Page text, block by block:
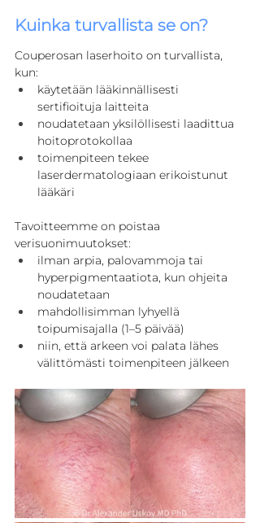
Kuinka turvallista se on?
Couperosan laserhoito on turvallista,
kun:
käytetään lääkinnällisesti
sertifioituja laitteita
noudatetaan yksilöllisesti laadittua
hoitoprotokollaa
toimenpiteen tekee
laserdermatologiaan erikoistunut
lääkäri
Tavoitteemme on poistaa
verisuonimuutokset:
ilman arpia, palovammoja tai
hyperpigmentaatiota, kun ohjeita
noudatetaan
mahdollisimman lyhyellä
toipumisajalla (1–5 päivää)
niin, että arkeen voi palata lähes
välittömästi toimenpiteen jälkeen